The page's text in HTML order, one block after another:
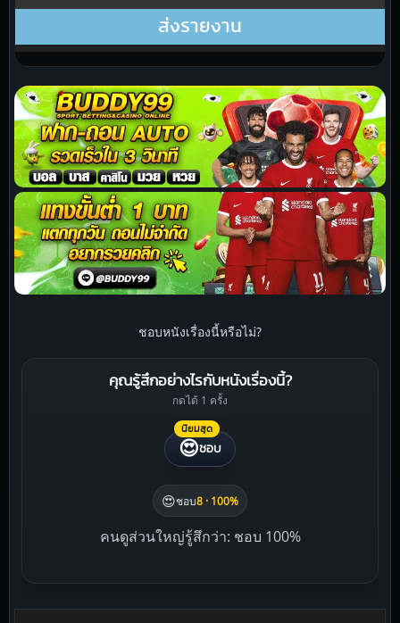
ชอบหนังเรื่องนี้หรือไม่?
คุณรู้สึกอย่างไรกับหนังเรื่องนี้?
กดได้ 1 ครั้ง
นิยมสุด
😍ชอบ
😍ชอบ8 · 100%
คนดูส่วนใหญ่รู้สึกว่า: ชอบ 100%
Liked this